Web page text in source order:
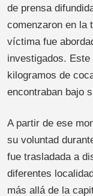
de prensa
comenzaron en la
víctima fue
investigados.
kilogramos de
encontraban bajo
A partir de ese
su voluntad
fue trasladada a
diferentes
más allá de la